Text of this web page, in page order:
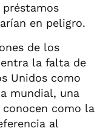
en peligro.
de los
la falta de
Unidos como
mundial, una
como la
al